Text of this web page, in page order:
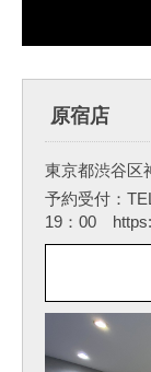
原宿店
東京都渋谷区
予約受付：
19：00